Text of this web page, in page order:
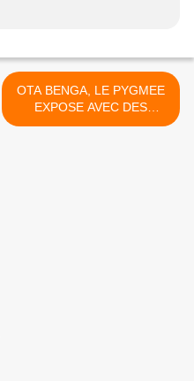
OTA BENGA, LE PYGMEE
EXPOSE AVEC DES
SINGES DANS UNE CAGE